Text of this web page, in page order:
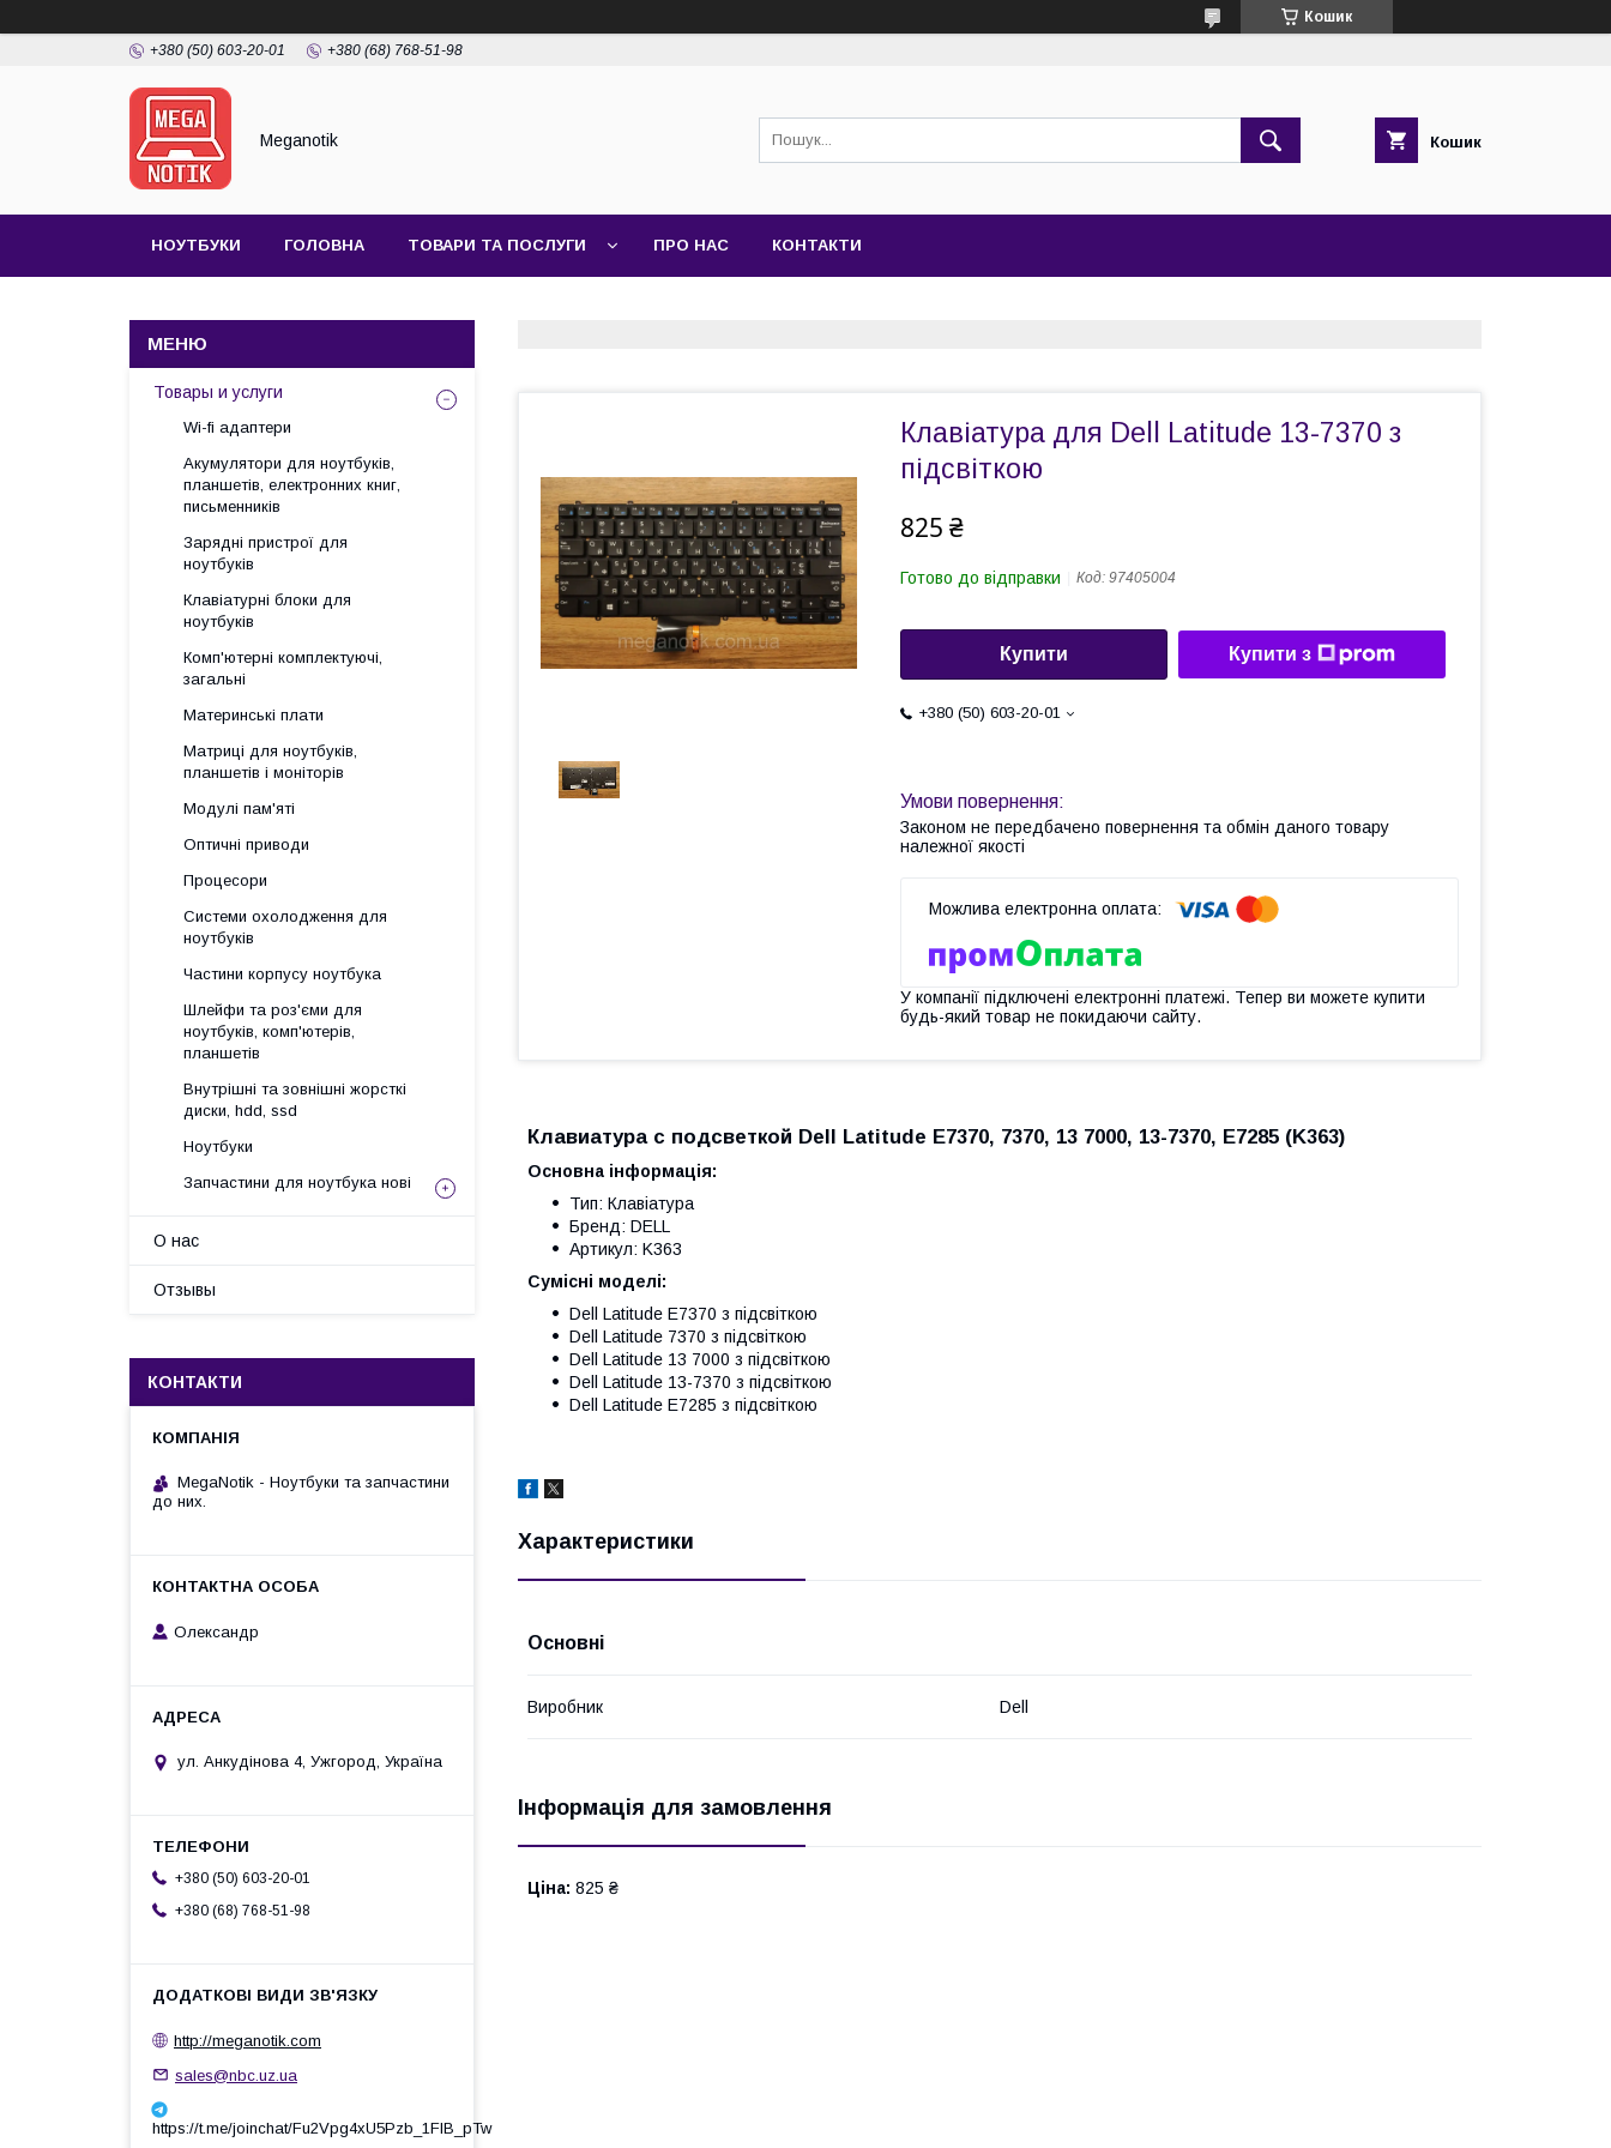
Кошик
+380 (50) 603-20-01 +380 (68) 768-51-98
Meganotik Кошик
НОУТБУКИ ГОЛОВНА ТОВАРИ ТА ПОСЛУГИ ПРО НАС КОНТАКТИ
Клавіатура для Dell Latitude 13-7370 з
підсвіткою
825 ₴
Готово до відправки Код: 97405004
Купити Купити з
+380 (50) 603-20-01
Законом не передбачено повернення та обмін даного товару
належної якості
У компанії підключені електронні платежі. Тепер ви можете купити
будь-який товар не покидаючи сайту.
Клавиатура c подсветкой Dell Latitude E7370, 7370, 13 7000, 13-7370, E7285 (K363)
Основна інформація:
Тип: Клавіатура
Бренд: DELL
Артикул: K363
Сумісні моделі:
Dell Latitude E7370 з підсвіткою
Dell Latitude 7370 з підсвіткою
Dell Latitude 13 7000 з підсвіткою
Dell Latitude 13-7370 з підсвіткою
Dell Latitude E7285 з підсвіткою
Характеристики
Основні
Виробник Dell
Інформація для замовлення
Ціна: 825 ₴
Товары и услуги
Wi-fi адаптери
Акумулятори для ноутбуків,
планшетів, електронних книг,
письменників
Зарядні пристрої для
ноутбуків
Клавіатурні блоки для
ноутбуків
Комп'ютерні комплектуючі,
загальні
Материнські плати
Матриці для ноутбуків,
планшетів і моніторів
Модулі пам'яті
Оптичні приводи
Процесори
Системи охолодження для
ноутбуків
Частини корпусу ноутбука
Шлейфи та роз'єми для
ноутбуків, комп'ютерів,
планшетів
Внутрішні та зовнішні жорсткі
диски, hdd, ssd
Ноутбуки
Запчастини для ноутбука нові
О нас
Отзывы
КОНТАКТИ
MegaNotik - Ноутбуки та запчастини
до них.
Олександр
ул. Анкудінова 4, Ужгород, Україна
+380 (50) 603-20-01
+380 (68) 768-51-98
http://meganotik.com
sales@nbc.uz.ua
https://t.me/joinchat/Fu2Vpg4xU5Pzb_1FIB_pTw